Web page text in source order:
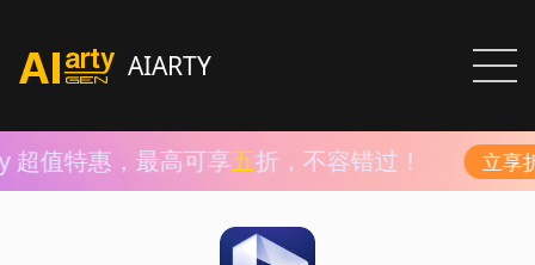
AIARTY
值特惠，最高可享五折，不容错过！ 立享